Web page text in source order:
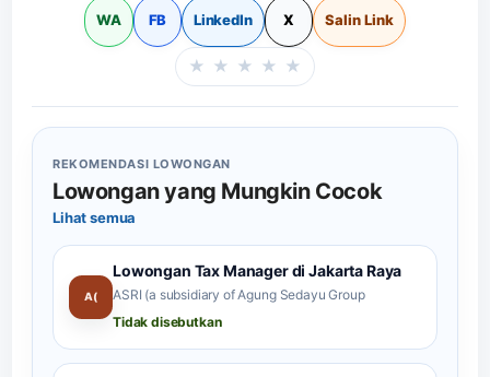
WA FB LinkedIn X Salin Link
Beri rating halaman
★ ★ ★ ★ ★
REKOMENDASI LOWONGAN
Lowongan yang Mungkin Cocok
Lihat semua
A(
Lowongan Tax Manager di Jakarta Raya
ASRI (a subsidiary of Agung Sedayu Group
Tidak disebutkan